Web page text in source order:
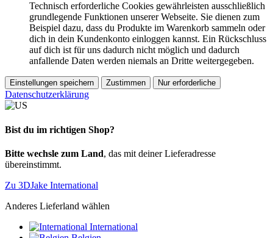
Technisch erforderliche Cookies gewährleisten ausschließlich
grundlegende Funktionen unserer Webseite. Sie dienen zum
Beispiel dazu, dass du Produkte im Warenkorb sammeln oder
dich in dein Kundenkonto einloggen kannst. Ein Rückschluss
auf dich ist für uns dadurch nicht möglich und dadurch
anfallende Daten werden niemals an Dritte weitergegeben.
Einstellungen speichern Zustimmen Nur erforderliche
Datenschutzerklärung
Bist du im richtigen Shop?
Bitte wechsle zum Land, das mit deiner Lieferadresse
übereinstimmt.
Zu 3DJake International
Anderes Lieferland wählen
International